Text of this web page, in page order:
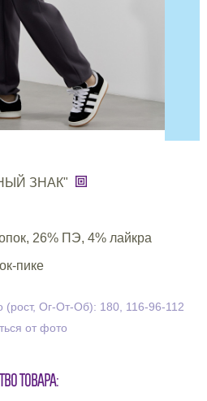
ЗНАК"
26% ПЭ, 4% лайкра
пике
Ог-От-Об): 180, 116-96-112
от фото
товара: